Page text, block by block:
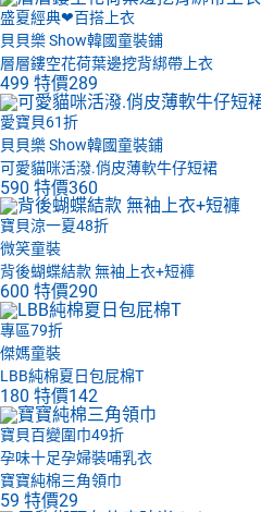
盛夏經典❤百搭上衣
貝貝樂 Show韓國童裝鋪
層層鏤空花荷葉邊挖背綁帶上衣
499 特價289
愛寶貝61折
貝貝樂 Show韓國童裝鋪
可愛貓咪活潑.俏皮薄軟牛仔短裙
590 特價360
寶貝涼一夏48折
微笑童裝
背後蝴蝶結款 無袖上衣+短褲
600 特價290
專區79折
傑媽童裝
LBB純棉夏日包屁棉T
180 特價142
寶貝百變圍巾49折
孕味十足孕婦裝哺乳衣
寶寶純棉三角領巾
59 特價29